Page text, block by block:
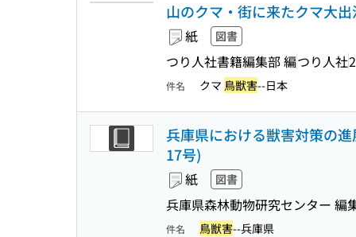
山のクマ・街に来たクマ大
紙 図書
つり人社書籍編集部 編つり人社
件名 クマ 鳥獣害--日本
兵庫県における獣害対策の
17号)
紙 図書
兵庫県森林動物研究センター 編
件名 鳥獣害--兵庫県